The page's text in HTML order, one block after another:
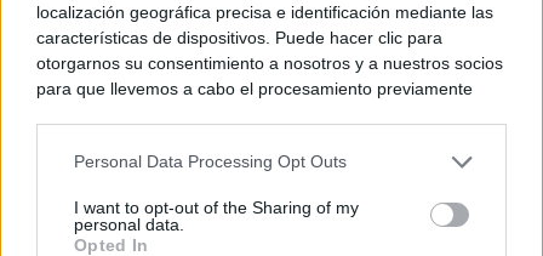
localización geográfica precisa e identificación mediante las
características de dispositivos. Puede hacer clic para
otorgarnos su consentimiento a nosotros y a nuestros socios
para que llevemos a cabo el procesamiento previamente
negar su consentimiento. Tenga en cuenta que algún
de su consentimiento, pero usted tiene el derecho de
rechazar tal procesamiento. Sus preferencias se aplicarán
Personal Data Processing Opt Outs
I want to opt-out of the Sharing of my
personal data.
Opted In